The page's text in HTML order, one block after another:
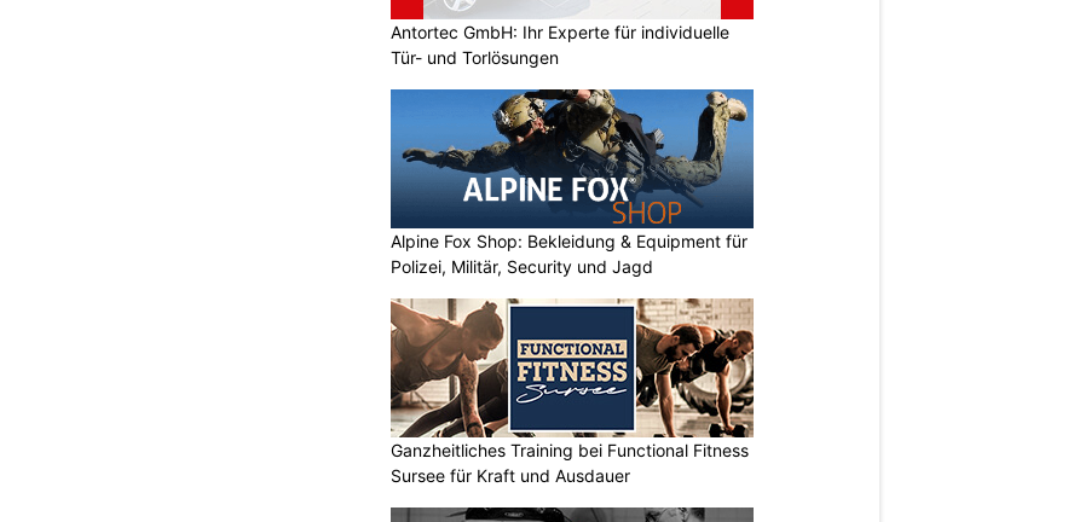
Antortec GmbH: Ihr Experte für individuelle
Tür- und Torlösungen
Alpine Fox Shop: Bekleidung & Equipment für
Polizei, Militär, Security und Jagd
Ganzheitliches Training bei Functional Fitness
Sursee für Kraft und Ausdauer